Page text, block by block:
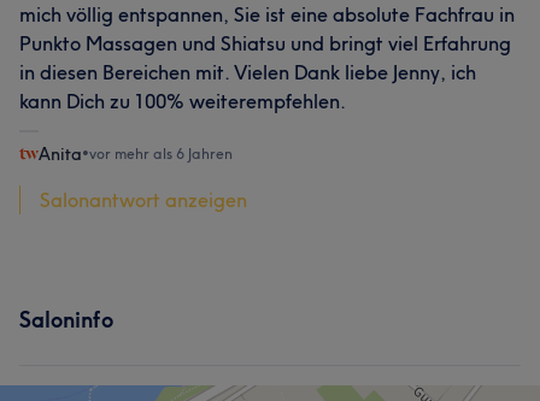
mich völlig entspannen, Sie ist eine absolute Fachfrau in
Punkto Massagen und Shiatsu und bringt viel Erfahrung
in diesen Bereichen mit. Vielen Dank liebe Jenny, ich
kann Dich zu 100% weiterempfehlen.
Anita•vor mehr als 6 Jahren
Salonantwort anzeigen
Saloninfo